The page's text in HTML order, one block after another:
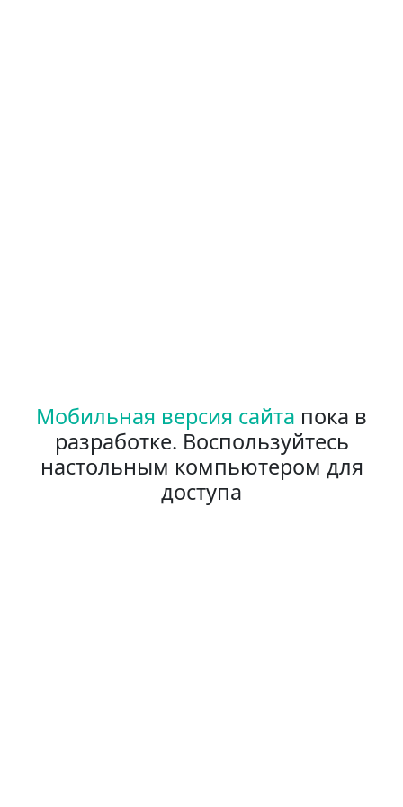
Мобильная версия сайта пока в
разработке. Воспользуйтесь
настольным компьютером для
доступа